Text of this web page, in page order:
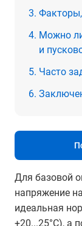
Можно
и
Часто
Для базовой
напряжение
идеальная
+20...25°C), а